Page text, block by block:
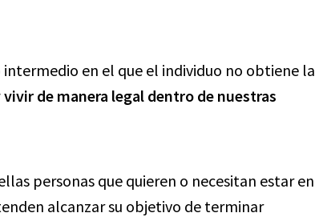
intermedio en el que el individuo no obtiene la
de manera legal dentro de nuestras
personas que quieren o necesitan estar en
alcanzar su objetivo de terminar